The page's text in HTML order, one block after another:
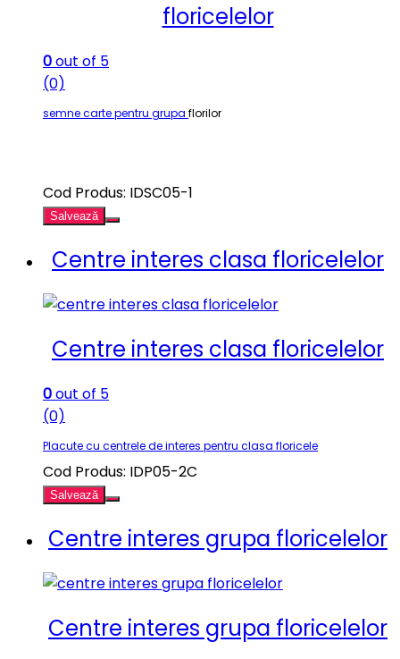
floricelelor
0out of 5
(0)
semne carte pentru grupa florilor
Cod Produs: IDSC05-1
Salvează
Centre interes clasa floricelelor
Centre interes clasa floricelelor
0out of 5
(0)
Placute cu centrele de interes pentru clasa floricele
Cod Produs: IDP05-2C
Salvează
Centre interes grupa floricelelor
Centre interes grupa floricelelor